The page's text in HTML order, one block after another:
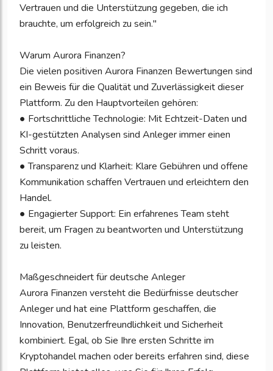
Vertrauen und die Unterstützung gegeben, die ich
brauchte, um erfolgreich zu sein."
Warum Aurora Finanzen?
Die vielen positiven Aurora Finanzen Bewertungen sind
ein Beweis für die Qualität und Zuverlässigkeit dieser
Plattform. Zu den Hauptvorteilen gehören:
● Fortschrittliche Technologie: Mit Echtzeit-Daten und
KI-gestützten Analysen sind Anleger immer einen
Schritt voraus.
● Transparenz und Klarheit: Klare Gebühren und offene
Kommunikation schaffen Vertrauen und erleichtern den
Handel.
● Engagierter Support: Ein erfahrenes Team steht
bereit, um Fragen zu beantworten und Unterstützung
zu leisten.
Maßgeschneidert für deutsche Anleger
Aurora Finanzen versteht die Bedürfnisse deutscher
Anleger und hat eine Plattform geschaffen, die
Innovation, Benutzerfreundlichkeit und Sicherheit
kombiniert. Egal, ob Sie Ihre ersten Schritte im
Kryptohandel machen oder bereits erfahren sind, diese